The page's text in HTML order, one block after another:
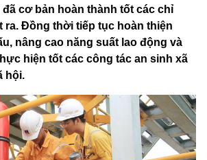
đã cơ bản hoàn thành tốt các chỉ
ra. Đồng thời tiếp tục hoàn thiện
nâng cao năng suất lao động và
hiện tốt các công tác an sinh xã
hội.